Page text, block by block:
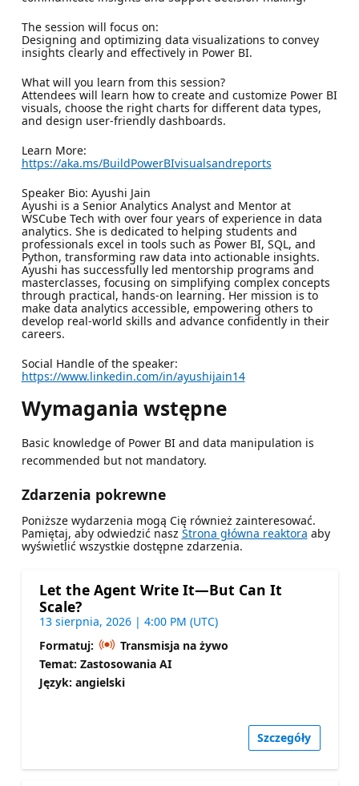
The session will focus on:
Designing and optimizing data visualizations to convey
insights clearly and effectively in Power BI.
What will you learn from this session?
Attendees will learn how to create and customize Power BI
visuals, choose the right charts for different data types,
and design user-friendly dashboards.
Learn More:
https://aka.ms/BuildPowerBIvisualsandreports
Speaker Bio: Ayushi Jain
Ayushi is a Senior Analytics Analyst and Mentor at
WSCube Tech with over four years of experience in data
analytics. She is dedicated to helping students and
professionals excel in tools such as Power BI, SQL, and
Python, transforming raw data into actionable insights.
Ayushi has successfully led mentorship programs and
masterclasses, focusing on simplifying complex concepts
through practical, hands-on learning. Her mission is to
make data analytics accessible, empowering others to
develop real-world skills and advance confidently in their
careers.
Social Handle of the speaker:
https://www.linkedin.com/in/ayushijain14
Wymagania wstępne
Basic knowledge of Power BI and data manipulation is
recommended but not mandatory.
Zdarzenia pokrewne
Poniższe wydarzenia mogą Cię również zainteresować.
Pamiętaj, aby odwiedzić nasz Strona główna reaktora aby
wyświetlić wszystkie dostępne zdarzenia.
Let the Agent Write It—But Can It
Scale?
13 sierpnia, 2026 | 4:00 PM (UTC)
Formatuj:
Transmisja na żywo
Temat: Zastosowania AI
Język: angielski
Szczegóły